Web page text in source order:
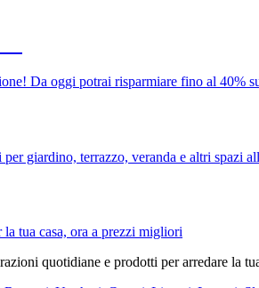
Da oggi potrai risparmiare fino al 40%
giardino, terrazzo, veranda e altri spazi
tua casa, ora a prezzi migliori
quotidiane e prodotti per arredare la